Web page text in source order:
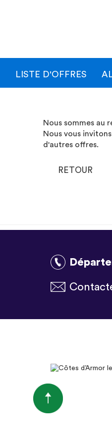
LISTE D'OFFRES
Nous sommes au
Nous vous
d'autres offres.
RETOUR